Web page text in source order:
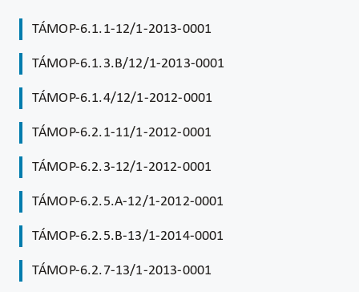
TÁMOP-6.1.1-12/1-2013-0001
TÁMOP-6.1.3.B/12/1-2013-0001
TÁMOP-6.1.4/12/1-2012-0001
TÁMOP-6.2.1-11/1-2012-0001
TÁMOP-6.2.3-12/1-2012-0001
TÁMOP-6.2.5.A-12/1-2012-0001
TÁMOP-6.2.5.B-13/1-2014-0001
TÁMOP-6.2.7-13/1-2013-0001